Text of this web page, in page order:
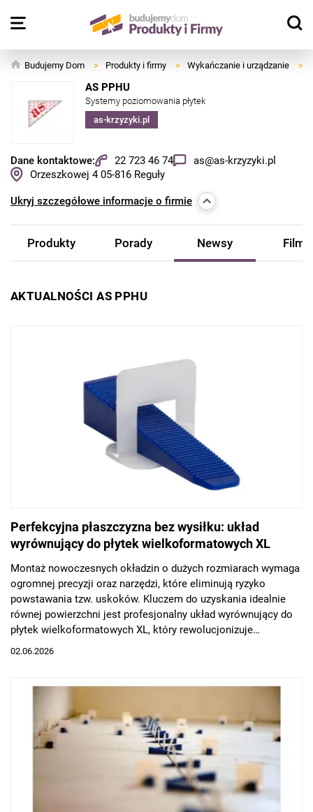
Budujemy Dom > Produkty i firmy > Wykańczanie i urządzanie >
AS PPHU
Systemy poziomowania płytek
as-krzyzyki.pl
Dane kontaktowe: 22 723 46 74
as@as-krzyzyki.pl
Orzeszkowej 4 05-816 Reguły
Ukryj szczegółowe informacje o firmie
Produkty Porady Newsy Filmy
AKTUALNOŚCI AS PPHU
Perfekcyjna płaszczyzna bez wysiłku: układ
wyrównujący do płytek wielkoformatowych XL
Montaż nowoczesnych okładzin o dużych rozmiarach wymaga
ogromnej precyzji oraz narzędzi, które eliminują ryzyko
powstawania tzw. uskoków. Kluczem do uzyskania idealnie
równej powierzchni jest profesjonalny układ wyrównujący do
płytek wielkoformatowych XL, który rewolucjonizuje
dotychczasowe podejście do prac glazurniczych.
02.06.2026